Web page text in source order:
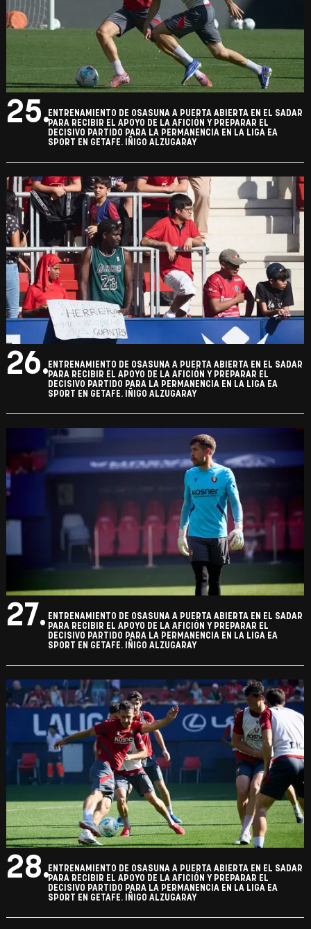
25.ENTRENAMIENTO DE OSASUNA A PUERTA ABIERTA EN EL SADAR
PARA RECIBIR EL APOYO DE LA AFICIÓN Y PREPARAR EL
DECISIVO PARTIDO PARA LA PERMANENCIA EN LA LIGA EA
SPORT EN GETAFE. IÑIGO ALZUGARAY
26.ENTRENAMIENTO DE OSASUNA A PUERTA ABIERTA EN EL SADAR
PARA RECIBIR EL APOYO DE LA AFICIÓN Y PREPARAR EL
DECISIVO PARTIDO PARA LA PERMANENCIA EN LA LIGA EA
SPORT EN GETAFE. IÑIGO ALZUGARAY
27. ENTRENAMIENTO DE OSASUNA A PUERTA ABIERTA EN EL SADAR
PARA RECIBIR EL APOYO DE LA AFICIÓN Y PREPARAR EL
DECISIVO PARTIDO PARA LA PERMANENCIA EN LA LIGA EA
SPORT EN GETAFE. IÑIGO ALZUGARAY
28.ENTRENAMIENTO DE OSASUNA A PUERTA ABIERTA EN EL SADAR
PARA RECIBIR EL APOYO DE LA AFICIÓN Y PREPARAR EL
DECISIVO PARTIDO PARA LA PERMANENCIA EN LA LIGA EA
SPORT EN GETAFE. IÑIGO ALZUGARAY